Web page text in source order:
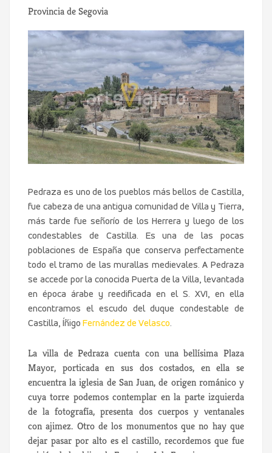
Provincia de Segovia
Pedraza es uno de los pueblos más bellos de Castilla,
fue cabeza de una antigua comunidad de Villa y Tierra,
más tarde fue señorío de los Herrera y luego de los
condestables de Castilla. Es una de las pocas
poblaciones de España que conserva perfectamente
todo el tramo de las murallas medievales. A Pedraza
se accede por la conocida Puerta de la Villa, levantada
en época árabe y reedificada en el S. XVI, en ella
encontramos el escudo del duque condestable de
Castilla, Íñigo Fernández de Velasco.
La villa de Pedraza cuenta con una bellísima Plaza
Mayor, porticada en sus dos costados, en ella se
encuentra la iglesia de San Juan, de origen románico y
cuya torre podemos contemplar en la parte izquierda
de la fotografía, presenta dos cuerpos y ventanales
con ajimez. Otro de los monumentos que no hay que
dejar pasar por alto es el castillo, recordemos que fue